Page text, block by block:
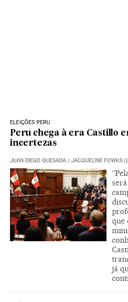
ELEIÇÕES PERU
Peru chega à era Castillo
incertezas
JUAN DIEGO QUESADA / JACQUELINE FOWKS |
que
já